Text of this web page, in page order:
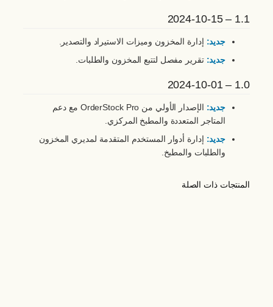
1.1 – 2024-10-15
جديد: إدارة المخزون وميزات الاستيراد والتصدير.
جديد: تقرير مفصل لتتبع المخزون والطلبات.
1.0 – 2024-10-01
جديد:
الإصدار الأولي من OrderStock Pro مع دعم
المتاجر المتعددة والمطبخ المركزي.
جديد: إدارة أدوار المستخدم المتقدمة لمديري المخزون
والطلبات والمطبخ.
المنتجات ذات الصلة